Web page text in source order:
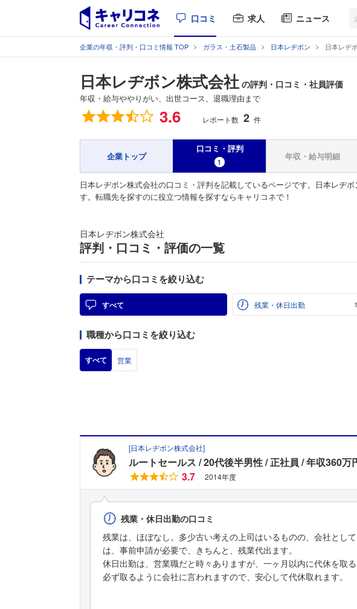
口コミ 求人 ニュース
企業の年収・評判・口コミ情報 TOP ガラス・土石製品 日本レヂボン 日本レヂ
日本レヂボン株式会社 の評判・口コミ・社員評価
年収・給与ややりがい、出世コース、退職理由まで
総合評価 3.6 レポート数 2 件
企業トップ
口コミ・評判
1
年収・給与明細
日本レヂボン株式会社の口コミ・評判を記載しているページです。日本レヂ
す。転職先を探すのに役立つ情報を探すならキャリコネで！
日本レヂボン株式会社
評判・口コミ・評価の一覧
テーマから口コミを絞り込む
すべて 残業・休日出勤
職種から口コミを絞り込む
すべて 営業
[日本レヂボン株式会社]
ルートセールス 20代後半男性 正社員 年収360万
3.7
2014年度
残業・休日出勤の口コミ
残業は、ほぼなし。多少古い考えの上司はいるものの、会社とし
は、事前申請が必要で、きちんと、残業代出ます。
休日出勤は、営業職だと時々ありますが、一ヶ月以内に代休を取る
必ず取るように会社に言われますので、安心して代休取れます。